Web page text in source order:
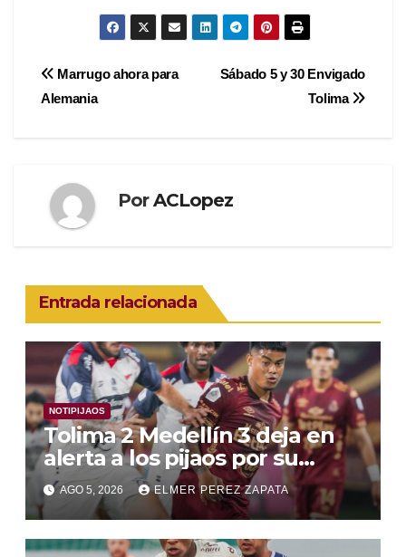
Navegación
Sábado 5 y 30 Envigado
Tolima
Marrugo ahora para
Alemania
PorACLopez
Entrada relacionada
NOTIPIJAOS
Tolima 2 Medellín 3 deja en
alerta a los pijaos por su
fútbol irregular
AGO 5, 2026 ELMER PEREZ ZAPATA